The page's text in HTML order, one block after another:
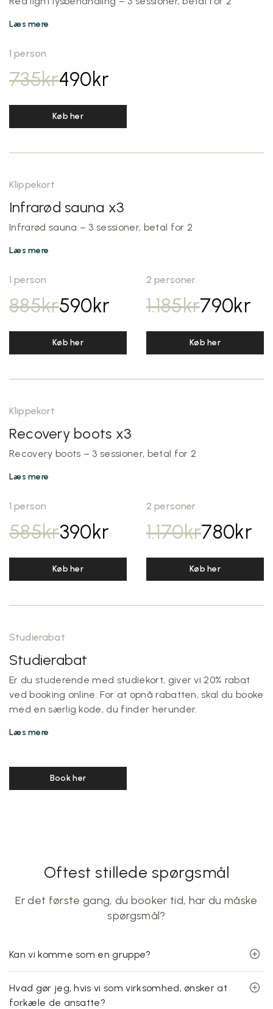
Læs mere
1 person
735kr490kr
Køb her
Klippekort
Infrarød sauna x3
Infrarød sauna – 3 sessioner, betal for 2
Læs mere
1 person
885kr590kr
Køb her
2 personer
1.185kr790kr
Køb her
Klippekort
Recovery boots x3
Recovery boots – 3 sessioner, betal for 2
Læs mere
1 person
585kr390kr
Køb her
2 personer
1.170kr780kr
Køb her
Studierabat
Studierabat
Er du studerende med studiekort, giver vi 20% rabat
ved booking online. For at opnå rabatten, skal du booke
med en særlig kode, du finder herunder.
Læs mere
Book her
Oftest stillede spørgsmål
Er det første gang, du booker tid, har du måske
spørgsmål?
Kan vi komme som en gruppe?
Hvad gør jeg, hvis vi som virksomhed, ønsker at
forkæle de ansatte?